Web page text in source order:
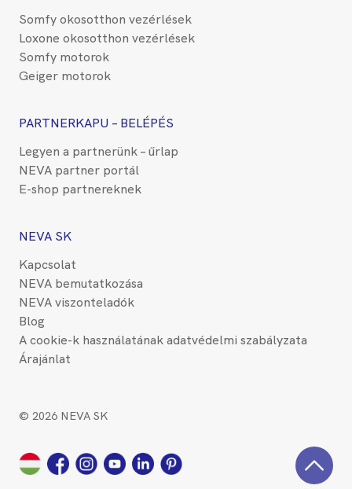
Somfy okosotthon vezérlések
Loxone okosotthon vezérlések
Somfy motorok
Geiger motorok
PARTNERKAPU – BELÉPÉS
Legyen a partnerünk – űrlap
NEVA partner portál
E-shop partnereknek
NEVA SK
Kapcsolat
NEVA bemutatkozása
NEVA viszonteladók
Blog
A cookie-k használatának adatvédelmi szabályzata
Árajánlat
© 2026 NEVA SK